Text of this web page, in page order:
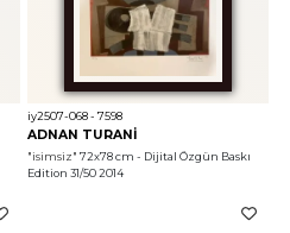
iy2507-068 - 7598
ADNAN TURANİ
"isimsiz" 72x78 cm - Dijital Özgün Baskı
Edition 31/50 2014